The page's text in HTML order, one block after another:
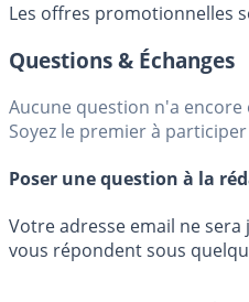
Les offres promotionnelles
Questions & Échanges
Aucune question n'a
Soyez le premier à participer
Poser une question à la
Votre adresse email ne
vous répondent sous